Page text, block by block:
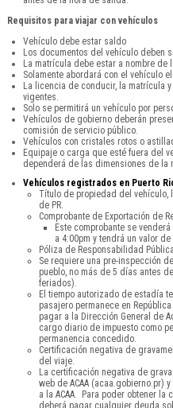
Requisitos para viajar con vehículos
Vehículo debe estar saldo
Los documentos del vehículo deben
La matrícula debe estar a nombre de
Solamente abordará con el vehículo
La licencia de conducir, la matrícula
vigentes.
Solo se permitirá un vehículo por
Vehículos de gobierno deberán
comisión de servicio público.
Vehículos con cristales rotos o
Equipaje o carga que esté fuera del
dependerá de las dimensiones de la
Vehículos registrados en Puerto
Título de propiedad del vehículo,
de PR.
Comprobante de Exportación de
Este comprobante se
a 4:00pm y tendrá un valor
Póliza de Responsabilidad
Se requiere una pre-inspección
pueblo, no más de 5 días antes
feriados).
El tiempo autorizado de estadía
pasajero permanece en
pagar a la Dirección General de
cargo diario de impuesto como
permanencia concedido.
Certificación negativa de
del viaje.
La certificación negativa de
web de ACAA (acaa.gobierno.pr)
a la ACAA. Para poder obtener
deberá pagar cualquier deuda